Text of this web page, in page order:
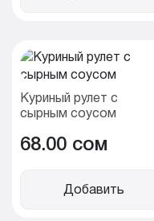
Куриный рулет с
сырным соусом
68.00 cом
Добавить